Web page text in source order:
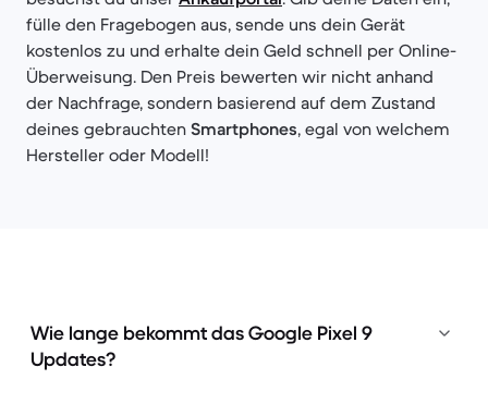
fülle den Fragebogen aus, sende uns dein Gerät
kostenlos zu und erhalte dein Geld schnell per Online-
Überweisung. Den Preis bewerten wir nicht anhand
der Nachfrage, sondern basierend auf dem Zustand
deines gebrauchten Smartphones, egal von welchem
Hersteller oder Modell!
Wie lange bekommt das Google Pixel 9
Updates?